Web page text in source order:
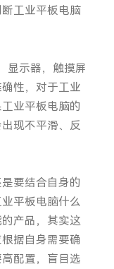
工业平板电脑
显示器，触摸屏
性，对于工业
业平板电脑的
现不平滑、反
要结合自身的
平板电脑什么
产品，其实这
据自身需要确
配置，盲目选